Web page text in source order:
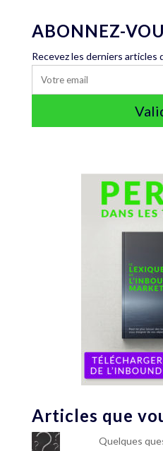
ABONNEZ-
Recevez les derniers articles
Articles que
Quelques